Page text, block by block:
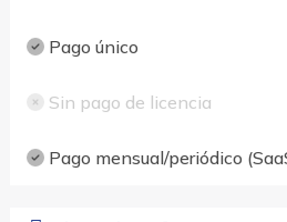
Pago único
Sin pago de licencia
Pago mensual/periódico